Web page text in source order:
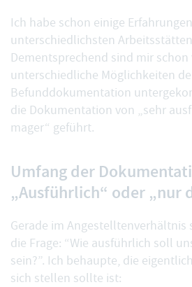
Ich habe schon einige
unterschiedlichsten
Dementsprechend sind mir schon
unterschiedliche Möglichkeiten
Befunddokumentation
die Dokumentation von „sehr
mager“ geführt.
Umfang der
„Ausführlich“ oder „nur
Gerade im
die Frage: “Wie ausführlich soll
sein?”. Ich behaupte, die
sich stellen sollte ist: